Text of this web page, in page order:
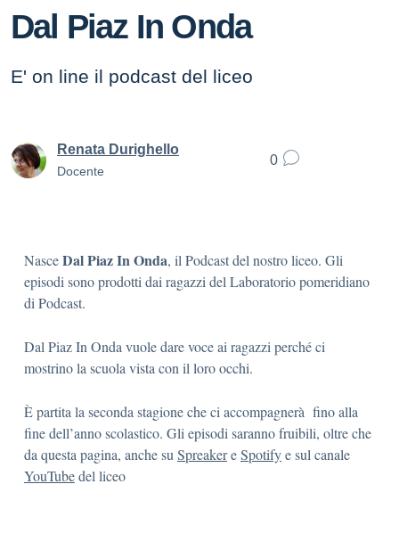
Dal Piaz In Onda
E' on line il podcast del liceo
Renata Durighello
Docente
0
NasceDal Piaz In Onda, il Podcast del nostro liceo. Gli
episodi sono prodotti dai ragazzi del Laboratorio pomeridiano
di Podcast.
Dal Piaz In Onda vuole dare voce ai ragazzi perché ci
mostrino la scuola vista con il loro occhi.
È partita la seconda stagione che ci accompagnerà fino alla
fine dell’anno scolastico. Gli episodi saranno fruibili, oltre che
da questa pagina, anche su SpreakereSpotifye sul canale
YouTubedel liceo